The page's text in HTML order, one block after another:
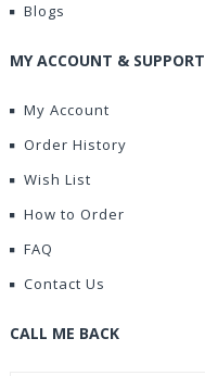
Blogs
MY ACCOUNT & SUPPORT
My Account
Order History
Wish List
How to Order
FAQ
Contact Us
CALL ME BACK